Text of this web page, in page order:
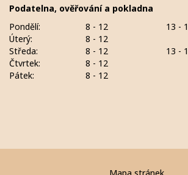
Podatelna, ověřování a pokladna
Pondělí:
8 - 12
13 -
Úterý:
8 - 12
Středa:
8 - 12
13 -
Čtvrtek:
8 - 12
Pátek:
8 - 12